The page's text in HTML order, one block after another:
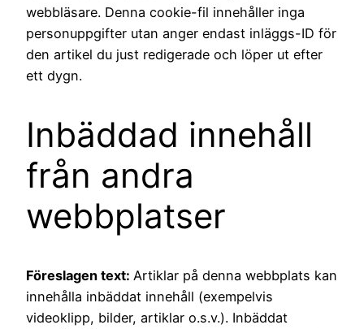
webbläsare. Denna cookie-fil innehåller inga
personuppgifter utan anger endast inläggs-ID för
den artikel du just redigerade och löper ut efter
ett dygn.
Inbäddad innehåll
från andra
webbplatser
Föreslagen text: Artiklar på denna webbplats kan
innehålla inbäddat innehåll (exempelvis
videoklipp, bilder, artiklar o.s.v.). Inbäddat